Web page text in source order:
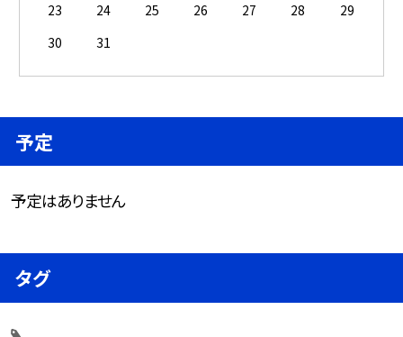
23
24 25 26 27 28
29
30
31
予定
予定はありません
タグ